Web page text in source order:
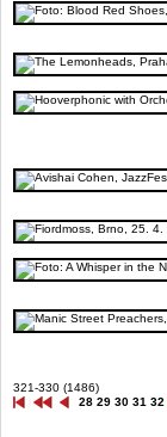
321-330 (1486)
28 29 30 31 32